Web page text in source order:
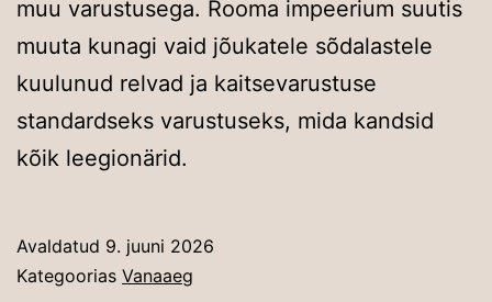
muu varustusega. Rooma impeerium suutis
muuta kunagi vaid jõukatele sõdalastele
kuulunud relvad ja kaitsevarustuse
standardseks varustuseks, mida kandsid
kõik leegionärid.
Avaldatud 9. juuni 2026
Kategoorias Vanaaeg